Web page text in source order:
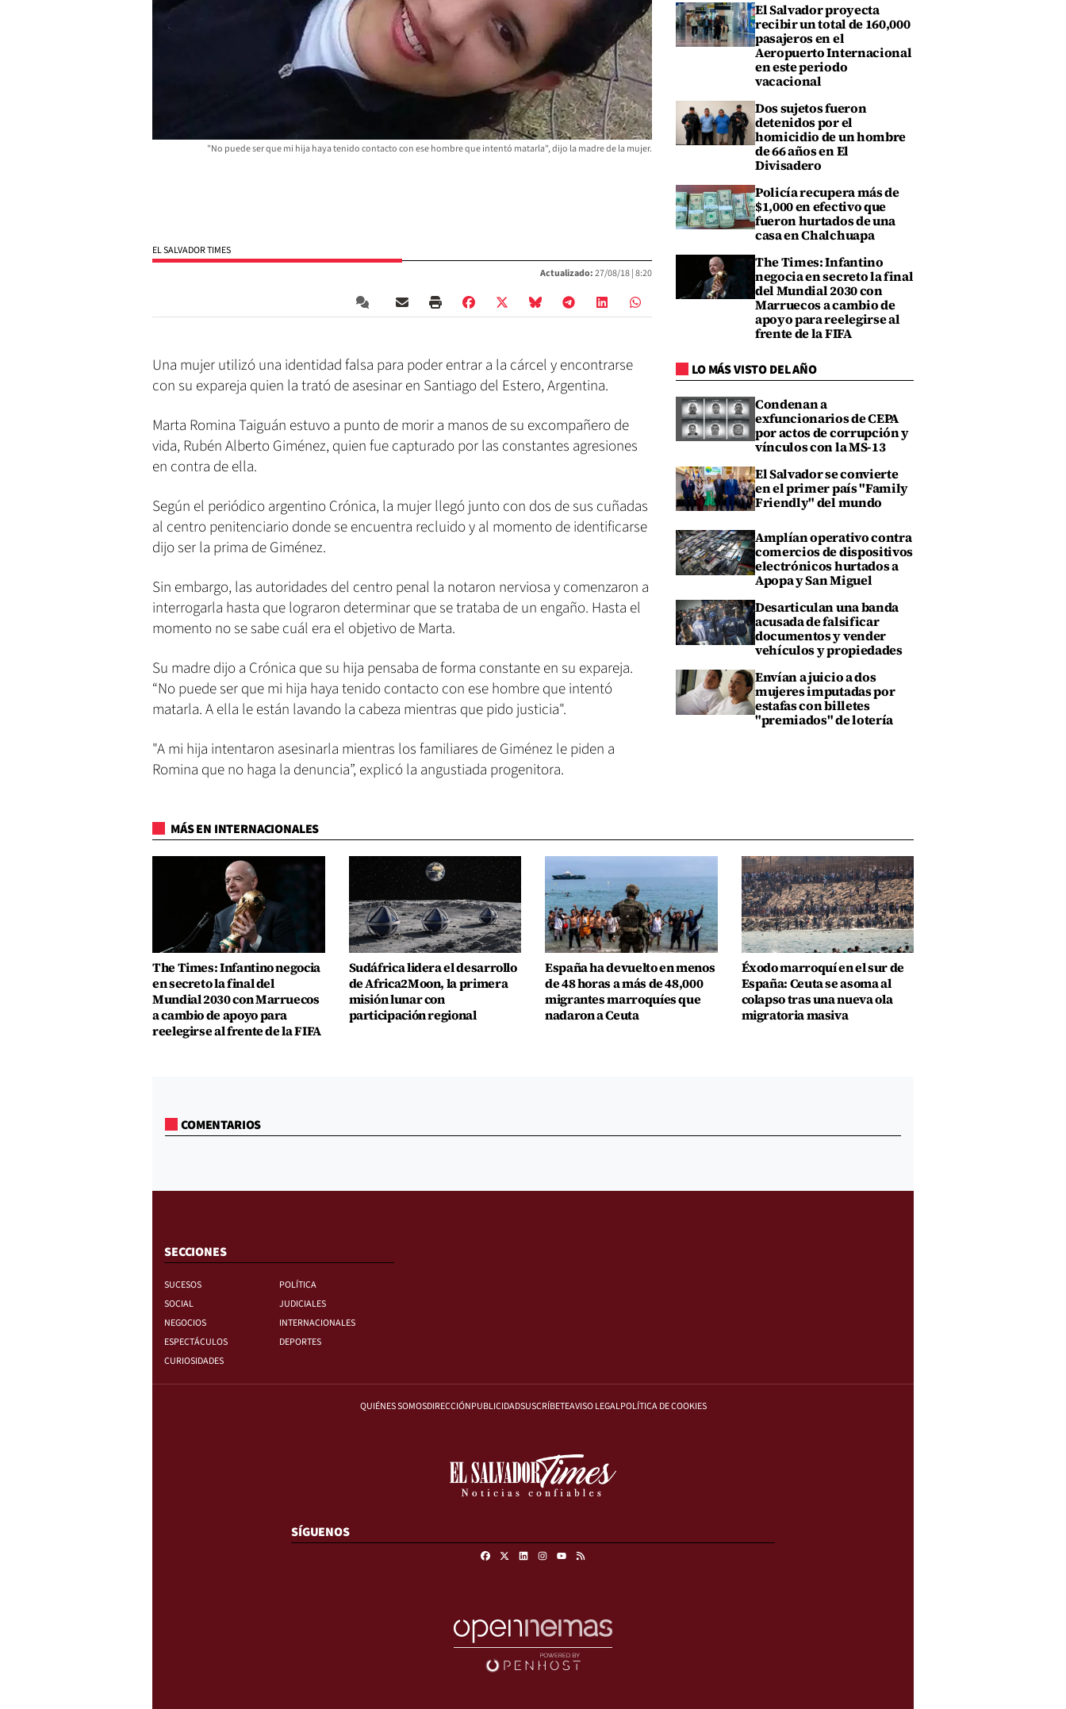
"No puede ser que mi hija haya tenido contacto con ese hombre que intentó matarla", dijo la madre de la mujer.
EL SALVADOR TIMES
Actualizado:27/08/18 |8:20
Una mujer utilizó una identidad falsa para poder entrar a la cárcel y encontrarse
con su expareja quien la trató de asesinar en Santiago del Estero, Argentina.
Marta Romina Taiguán estuvo a punto de morir a manos de su excompañero de
vida, Rubén Alberto Giménez, quien fue capturado por las constantes agresiones
en contra de ella.
Según el periódico argentino Crónica, la mujer llegó junto con dos de sus cuñadas
al centro penitenciario donde se encuentra recluido y al momento de identificarse
dijo ser la prima de Giménez.
Sin embargo, las autoridades del centro penal la notaron nerviosa y comenzaron a
interrogarla hasta que lograron determinar que se trataba de un engaño. Hasta el
momento no se sabe cuál era el objetivo de Marta.
Su madre dijo a Crónica que su hija pensaba de forma constante en su expareja.
“No puede ser que mi hija haya tenido contacto con ese hombre que intentó
matarla. A ella le están lavando la cabeza mientras que pido justicia".
"A mi hija intentaron asesinarla mientras los familiares de Giménez le piden a
Romina que no haga la denuncia”, explicó la angustiada progenitora.
El Salvador proyecta
recibir un total de 160,000
pasajeros en el
Aeropuerto Internacional
en este periodo
vacacional
Dos sujetos fueron
detenidos por el
homicidio de un hombre
de 66 años en El
Divisadero
Policía recupera más de
$1,000 en efectivo que
fueron hurtados de una
casa en Chalchuapa
The Times: Infantino
negocia en secreto la final
del Mundial 2030 con
Marruecos a cambio de
apoyo para reelegirse al
frente de la FIFA
LO MÁS VISTO DEL AÑO
Condenan a
exfuncionarios de CEPA
por actos de corrupción y
vínculos con la MS-13
El Salvador se convierte
en el primer país "Family
Friendly" del mundo
Amplían operativo contra
comercios de dispositivos
electrónicos hurtados a
Apopa y San Miguel
Desarticulan una banda
acusada de falsificar
documentos y vender
vehículos y propiedades
Envían a juicio a dos
mujeres imputadas por
estafas con billetes
"premiados" de lotería
MÁS EN INTERNACIONALES
The Times: Infantino negocia
en secreto la final del
Mundial 2030 con Marruecos
a cambio de apoyo para
reelegirse al frente de la FIFA
Sudáfrica lidera el desarrollo
de Africa2Moon, la primera
misión lunar con
participación regional
España ha devuelto en menos
de 48 horas a más de 48,000
migrantes marroquíes que
nadaron a Ceuta
Éxodo marroquí en el sur de
España: Ceuta se asoma al
colapso tras una nueva ola
migratoria masiva
COMENTARIOS
SECCIONES
SUCESOS
POLÍTICA
SOCIAL
JUDICIALES
NEGOCIOS
INTERNACIONALES
ESPECTÁCULOS
DEPORTES
CURIOSIDADES
QUIÉNES SOMOSDIRECCIÓNPUBLICIDADSUSCRÍBETEAVISO LEGALPOLÍTICA DE COOKIES
SÍGUENOS
FacebookLinkedinInstagram